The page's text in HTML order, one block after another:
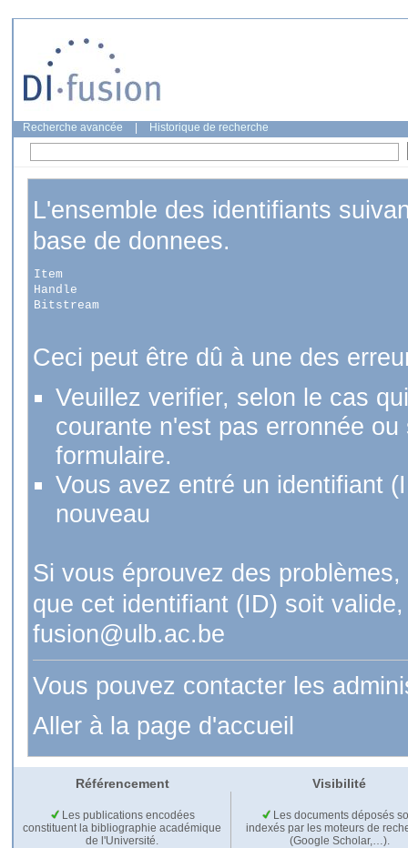
Recherche avancée Historique de recherche
L'ensemble des identifiants
base de donnees.
Item
Handle
Bitstream
Ceci peut être dû à une des
Veuillez verifier, selon le cas
courante n'est pas erronnée
formulaire.
Vous avez entré un identifiant
nouveau
Si vous éprouvez des
que cet identifiant (ID) soit
fusion@ulb.ac.be
Vous pouvez contacter les
Aller à la page d'accueil
Référencement Visibilité
Les publications encodées
constituent la bibliographie académique
de l'Université.
Les documents déposés
indexés par les moteurs de
(Google Scholar,…).